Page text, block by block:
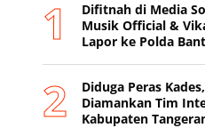
Difitnah di Media
Musik Official &
Lapor ke Polda
Diduga Peras
Diamankan Tim
Kabupaten